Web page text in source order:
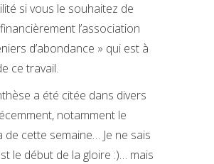
si vous le souhaitez de
l’association
d’abondance » qui est à
ce travail.
a été citée dans divers
notamment le
de cette semaine… Je ne sais
le début de la gloire :)… mais